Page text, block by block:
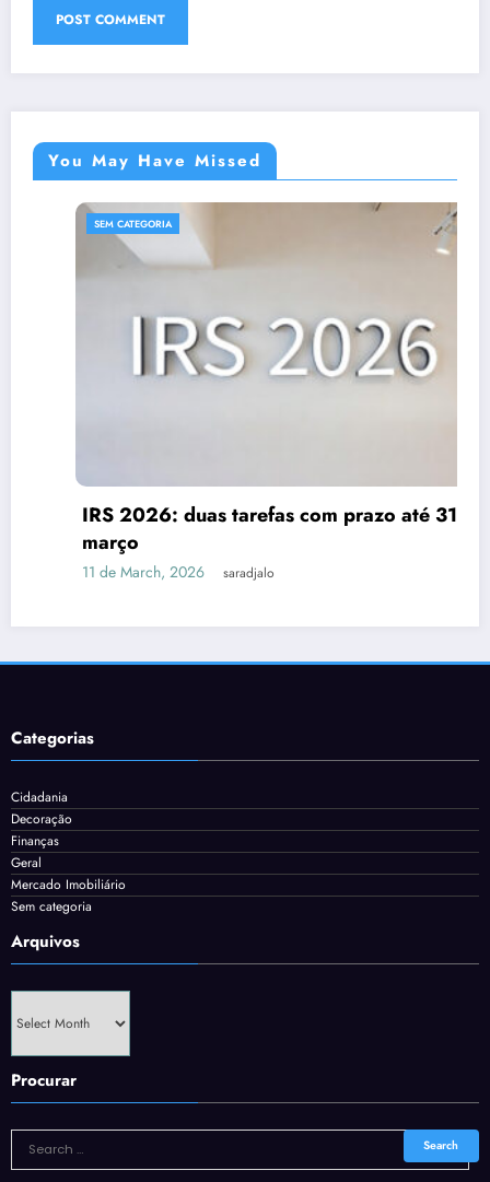
You May Have Missed
SEM CATEGORIA
IRS 2026: duas tarefas com prazo até 31 de
março
11 de March, 2026 saradjalo
Categorias
Cidadania
Decoração
Finanças
Geral
Mercado Imobiliário
Sem categoria
Arquivos
Procurar